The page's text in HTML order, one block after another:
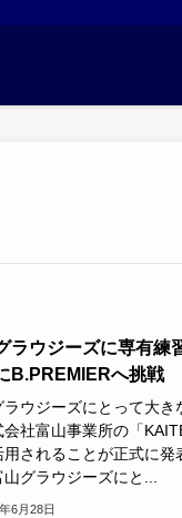
ラウジーズに専有練
B.PREMIERへ挑戦
ラウジーズにとって大
会社富山事業所の「
用されることが正式に
グラウジーズにと...
6月28日